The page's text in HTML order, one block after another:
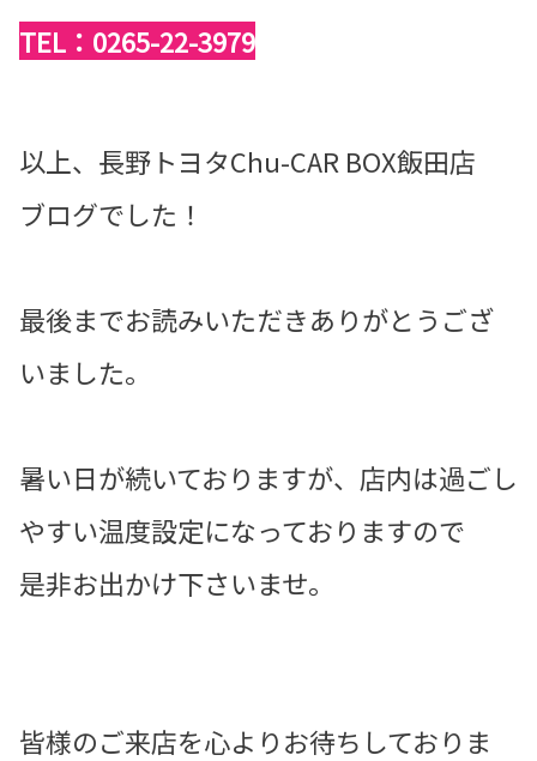
TEL：0265-22-3979
以上、長野トヨタChu-CAR BOX飯田店
ブログでした！
最後までお読みいただきありがとうござ
いました。
暑い日が続いておりますが、店内は過ごし
やすい温度設定になっておりますので
是非お出かけ下さいませ。
皆様のご来店を心よりお待ちしておりま